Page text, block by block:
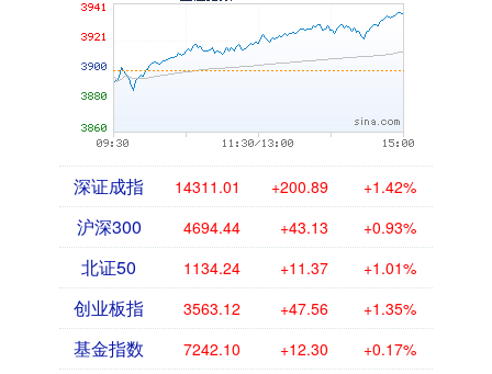
深证成指 14311.01 +200.89 +1.42%
沪深300 4694.44 +43.13 +0.93%
北证50 1134.24 +11.37 +1.01%
创业板指 3563.12 +47.56 +1.35%
基金指数 7242.10 +12.30 +0.17%